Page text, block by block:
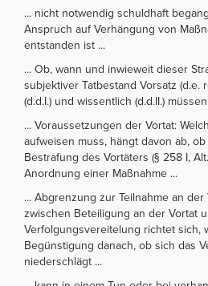
... nicht notwendig schuldhaft
Anspruch auf Verhängung von
entstanden ist ...
... Ob, wann und inwieweit dieser
subjektiver Tatbestand Vorsatz (d.e.
(d.d.I.) und wissentlich (d.d.II.)
... Voraussetzungen der Vortat:
aufweisen muss, hängt davon ab,
Bestrafung des Vortäters (§ 258 I,
Anordnung einer Maßnahme ...
... Abgrenzung zur Teilnahme an
zwischen Beteiligung an der Vortat
Verfolgungsvereitelung richtet sich,
Begünstigung danach, ob sich das
niederschlägt ...